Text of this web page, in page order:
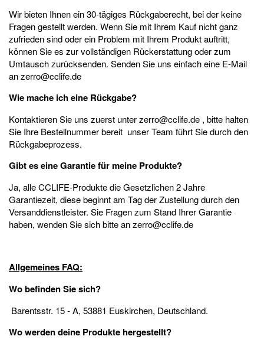
Wir bieten Ihnen ein 30-tägiges Rückgaberecht, bei der keine
Fragen gestellt werden. Wenn Sie mit Ihrem Kauf nicht ganz
zufrieden sind oder ein Problem mit Ihrem Produkt auftritt,
können Sie es zur vollständigen Rückerstattung oder zum
Umtausch zurücksenden. Senden Sie uns einfach eine E-Mail
an zerro@cclife.de
Wie mache ich eine Rückgabe?
Kontaktieren Sie uns zuerst unter zerro@cclife.de , bitte halten
Sie Ihre Bestellnummer bereit unser Team führt Sie durch den
Rückgabeprozess.
Gibt es eine Garantie für meine Produkte?
Ja, alle CCLIFE-Produkte die Gesetzlichen 2 Jahre
Garantiezeit, diese beginnt am Tag der Zustellung durch den
Versanddienstleister. Sie Fragen zum Stand Ihrer Garantie
haben, wenden Sie sich bitte an zerro@cclife.de
Allgemeines FAQ:
Wo befinden Sie sich?
Barentsstr. 15 - A, 53881 Euskirchen, Deutschland.
Wo werden deine Produkte hergestellt?